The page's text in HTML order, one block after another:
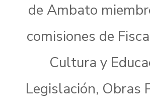
de Ambato
comisiones de
Cultura y
Legislación, Obras